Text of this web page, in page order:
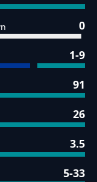
0
1-9
91
26
3.5
5-33